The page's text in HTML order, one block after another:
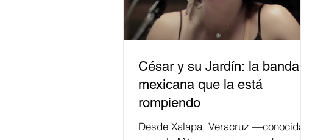
César y su Jardín: la banda
mexicana que la está
rompiendo
Desde Xalapa, Veracruz —conocida